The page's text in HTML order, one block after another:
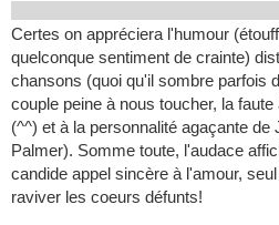
Certes on appréciera l'humour
quelconque sentiment de crainte)
chansons (quoi qu'il sombre parfois
couple peine à nous toucher, la
(^^) et à la personnalité agaçante de
Palmer). Somme toute, l'audace
candide appel sincère à l'amour,
raviver les coeurs défunts!